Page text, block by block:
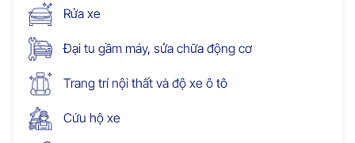
Rửa xe
Đại tu gầm máy, sửa chữa động cơ
Trang trí nội thất và độ xe ô tô
Cứu hộ xe